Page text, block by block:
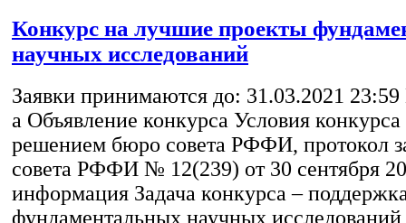
Конкурс на лучшие проекты
научных исследований
Заявки принимаются до: 31.03.2021 23:59
а Объявление конкурса Условия
решением бюро совета РФФИ, протокол
совета РФФИ № 12(239) от 30 сентября
информация Задача конкурса –
фундаментальных научных исследований,